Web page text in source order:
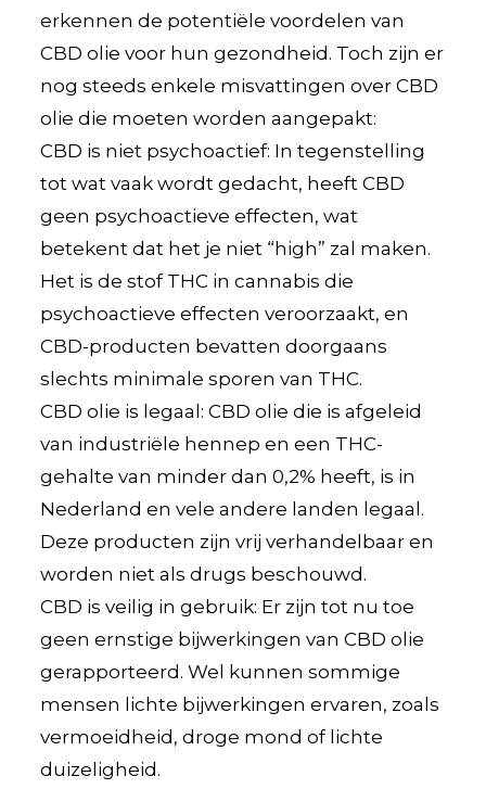
erkennen de potentiële voordelen van
CBD olie voor hun gezondheid. Toch zijn er
nog steeds enkele misvattingen over CBD
olie die moeten worden aangepakt:
CBD is niet psychoactief: In tegenstelling
tot wat vaak wordt gedacht, heeft CBD
geen psychoactieve effecten, wat
betekent dat het je niet “high” zal maken.
Het is de stof THC in cannabis die
psychoactieve effecten veroorzaakt, en
CBD-producten bevatten doorgaans
slechts minimale sporen van THC.
CBD olie is legaal: CBD olie die is afgeleid
van industriële hennep en een THC-
gehalte van minder dan 0,2% heeft, is in
Nederland en vele andere landen legaal.
Deze producten zijn vrij verhandelbaar en
worden niet als drugs beschouwd.
CBD is veilig in gebruik: Er zijn tot nu toe
geen ernstige bijwerkingen van CBD olie
gerapporteerd. Wel kunnen sommige
mensen lichte bijwerkingen ervaren, zoals
vermoeidheid, droge mond of lichte
duizeligheid.